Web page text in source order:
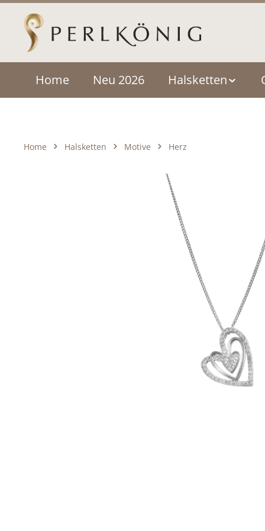
Hauptinhalt springen
Zur Hauptnavigation springen
Home Neu 2026 Halsketten
Home Halsketten Motive Herz